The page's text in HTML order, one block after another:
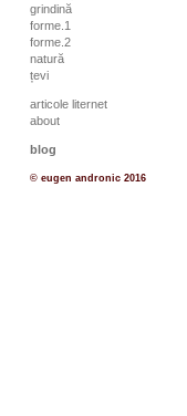
grindină
forme.1
forme.2
natură
țevi
articole liternet
about
blog
© eugen andronic 2016